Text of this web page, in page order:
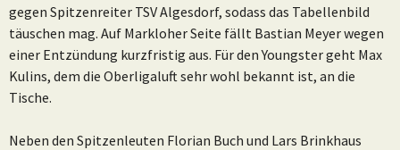
gegen Spitzenreiter TSV Algesdorf, sodass das Tabellenbild
täuschen mag. Auf Markloher Seite fällt Bastian Meyer wegen
einer Entzündung kurzfristig aus. Für den Youngster geht Max
Kulins, dem die Oberligaluft sehr wohl bekannt ist, an die
Tische.
Neben den Spitzenleuten Florian Buch und Lars Brinkhaus